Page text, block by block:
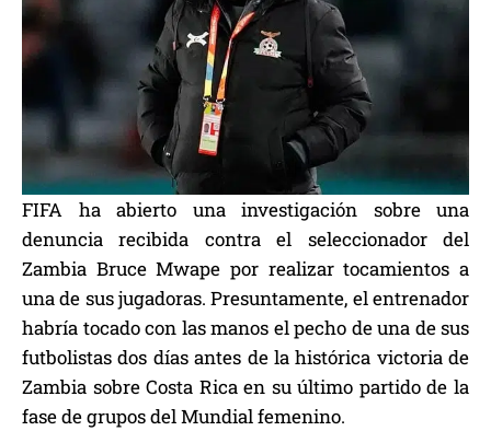
FIFA ha abierto una investigación sobre una
denuncia recibida contra el seleccionador del
Zambia Bruce Mwape por realizar tocamientos a
una de sus jugadoras. Presuntamente, el entrenador
habría tocado con las manos el pecho de una de sus
futbolistas dos días antes de la histórica victoria de
Zambia sobre Costa Rica en su último partido de la
fase de grupos del Mundial femenino.